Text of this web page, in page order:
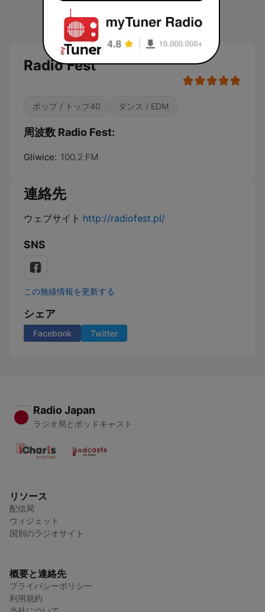
Radio Fest
ポップ / トップ40 ダンス / EDM
周波数 Radio Fest:
Gliwice: 100.2 FM
連絡先
ウェブサイト http://radiofest.pl/
SNS
この無線情報を更新する
シェア
Facebook Twitter
Radio Japan
ラジオ局とポッドキャスト
リソース
配信局
ウィジェット
国別のラジオサイト
概要と連絡先
プライバシーポリシー
利用規約